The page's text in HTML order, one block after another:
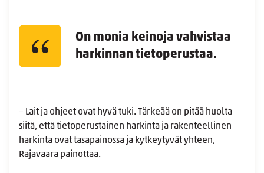
On monia keinoja vahvistaa
harkinnan tietoperustaa.
– Lait ja ohjeet ovat hyvä tuki. Tärkeää on pitää huolta
siitä, että tietoperustainen harkinta ja rakenteellinen
harkinta ovat tasapainossa ja kytkeytyvät yhteen,
Rajavaara painottaa.